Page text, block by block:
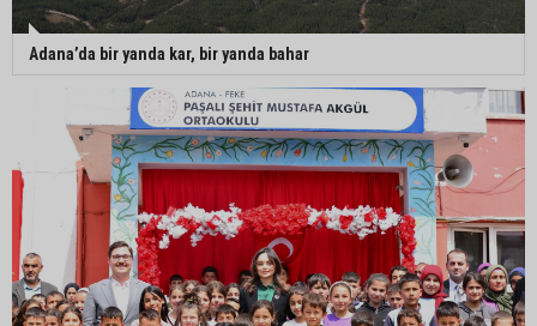
Adana’da bir yanda kar, bir yanda bahar